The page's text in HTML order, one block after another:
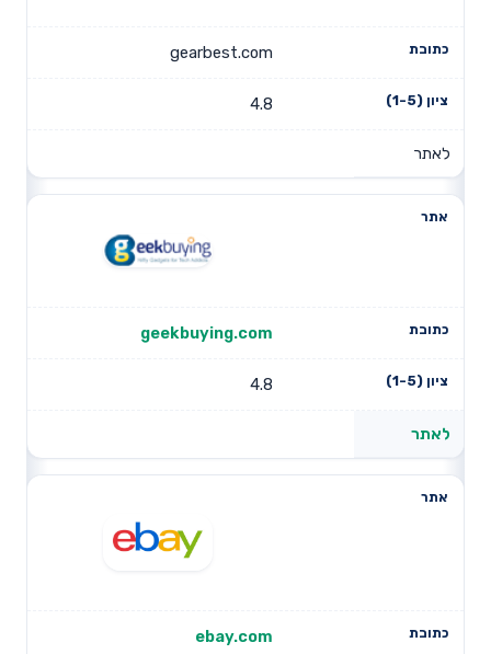
gearbest.com
4.8
לאתר
geekbuying.com
4.8
לאתר
ebay.com